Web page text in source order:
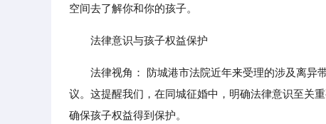
空间去了解你和你的孩子。
法律意识与孩子权益保护
法律视角： 防城港市法院近年来受理的涉及离异
议。这提醒我们，在同城征婚中，明确法律意识至关
确保孩子权益得到保护。